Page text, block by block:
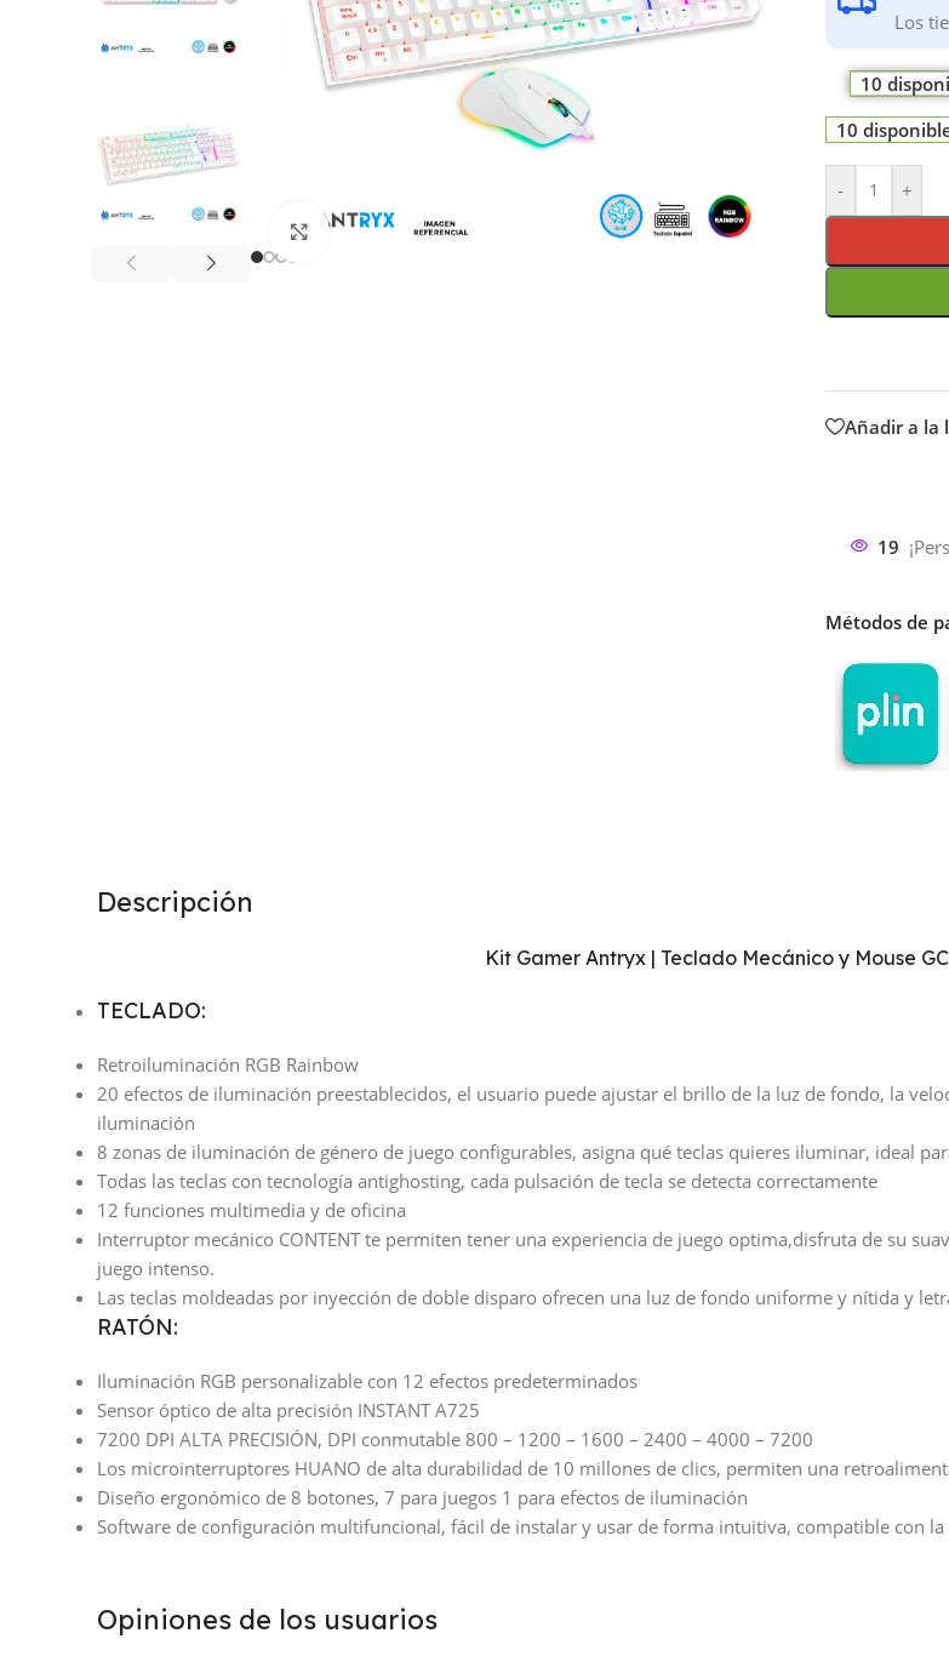
Click to enlarge
Los
10
10
- +
Añadir a la
19
Métodos de
Descripción
Kit Gamer Antryx | Teclado Mecánico y Mouse
TECLADO:
Retroiluminación RGB Rainbow
20 efectos de iluminación preestablecidos, el usuario puede ajustar el brillo de la luz de fondo, la
iluminación
8 zonas de iluminación de género de juego configurables, asigna qué teclas quieres iluminar, ideal
Todas las teclas con tecnología antighosting, cada pulsación de tecla se detecta correctamente
12 funciones multimedia y de oficina
Interruptor mecánico CONTENT te permiten tener una experiencia de juego optima,disfruta de su
juego intenso.
Las teclas moldeadas por inyección de doble disparo ofrecen una luz de fondo uniforme y nítida y
RATÓN:
Iluminación RGB personalizable con 12 efectos predeterminados
Sensor óptico de alta precisión INSTANT A725
7200 DPI ALTA PRECISIÓN, DPI conmutable 800 – 1200 – 1600 – 2400 – 4000 – 7200
Los microinterruptores HUANO de alta durabilidad de 10 millones de clics, permiten una
Diseño ergonómico de 8 botones, 7 para juegos 1 para efectos de iluminación
Software de configuración multifuncional, fácil de instalar y usar de forma intuitiva, compatible con
Opiniones de los usuarios